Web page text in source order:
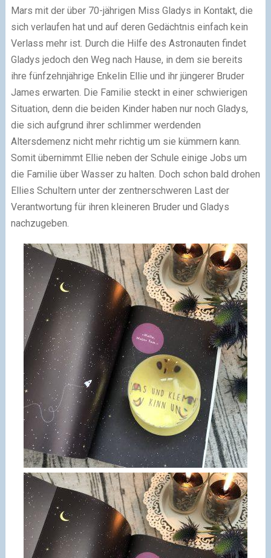
Mars mit der über 70-jährigen Miss Gladys in Kontakt, die
sich verlaufen hat und auf deren Gedächtnis einfach kein
Verlass mehr ist. Durch die Hilfe des Astronauten findet
Gladys jedoch den Weg nach Hause, in dem sie bereits
ihre fünfzehnjährige Enkelin Ellie und ihr jüngerer Bruder
James erwarten. Die Familie steckt in einer schwierigen
Situation, denn die beiden Kinder haben nur noch Gladys,
die sich aufgrund ihrer schlimmer werdenden
Altersdemenz nicht mehr richtig um sie kümmern kann.
Somit übernimmt Ellie neben der Schule einige Jobs um
die Familie über Wasser zu halten. Doch schon bald drohen
Ellies Schultern unter der zentnerschweren Last der
Verantwortung für ihren kleineren Bruder und Gladys
nachzugeben.